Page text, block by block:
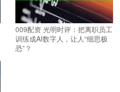
009配资 光明时评：把离职员工
训练成AI数字人，让人“细思极
恐”？